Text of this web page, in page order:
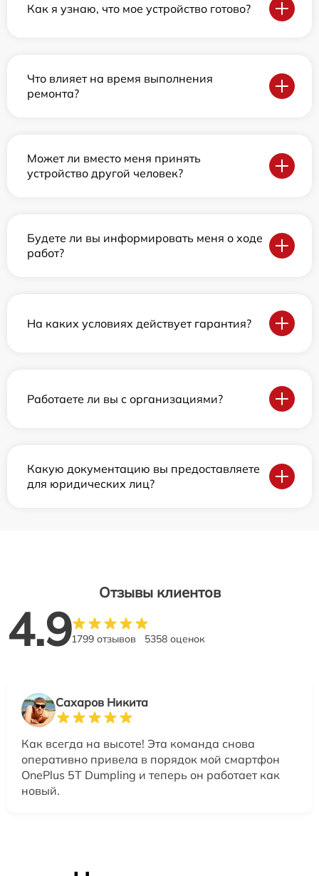
Как я узнаю, что мое устройство готово?
Что влияет на время выполнения
ремонта?
Может ли вместо меня принять
устройство другой человек?
Будете ли вы информировать меня о ходе
работ?
На каких условиях действует гарантия?
Работаете ли вы с организациями?
Какую документацию вы предоставляете
для юридических лиц?
Отзывы клиентов
4.91799 отзывов 5358 оценок
Сахаров Никита
Как всегда на высоте! Эта команда снова
оперативно привела в порядок мой смартфон
OnePlus 5T Dumpling и теперь он работает как
новый.